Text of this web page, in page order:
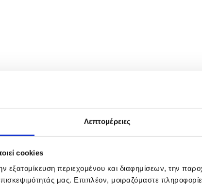
Λεπτομέρειες
cookies
εξατομίκευση περιεχομένου και διαφημίσεων, την
μας. Επιπλέον, μοιραζόμαστε
το Μάη νωρίς το πρωί, πριν ακόμη ξημερώσει,
χωριού, ντυμένες με παραδοσιακές στολές, ξεχύνονται